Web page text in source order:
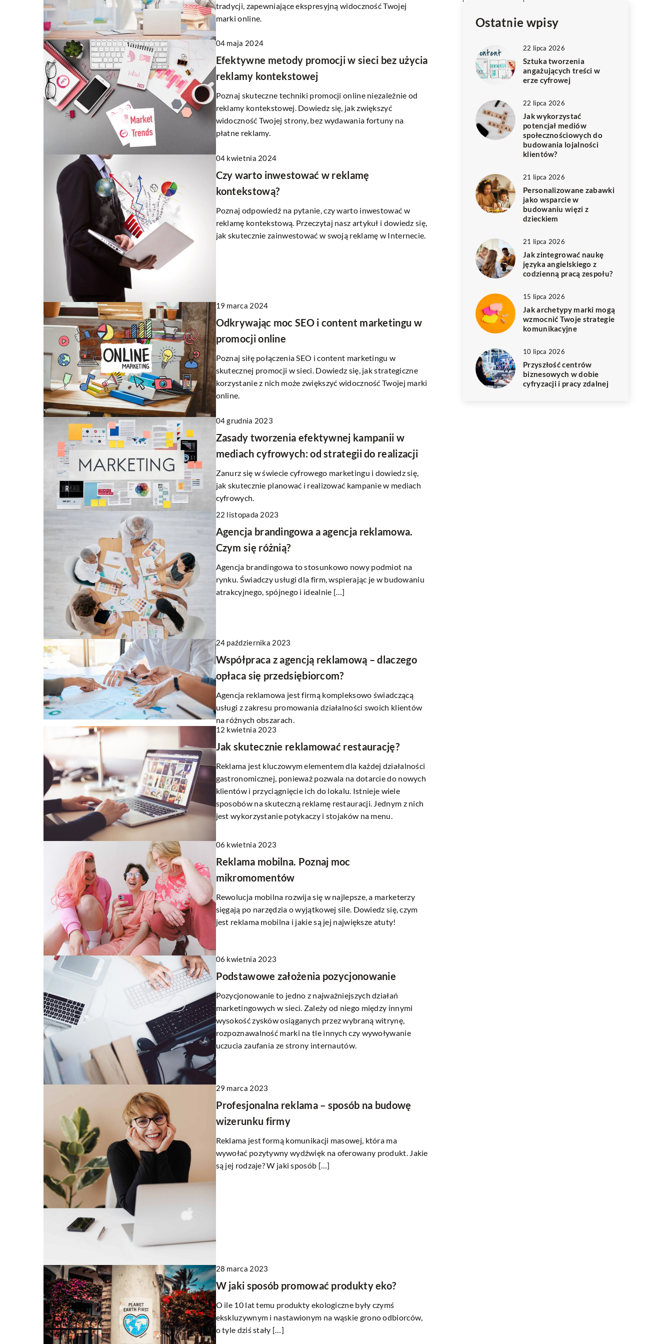
tradycji, zapewniające ekspresyjną widoczność Twojej
marki online.
04 maja 2024
Efektywne metody promocji w sieci bez użycia
reklamy kontekstowej
Poznaj skuteczne techniki promocji online niezależnie od
reklamy kontekstowej. Dowiedz się, jak zwiększyć
widoczność Twojej strony, bez wydawania fortuny na
płatne reklamy.
04 kwietnia 2024
Czy warto inwestować w reklamę
kontekstową?
Poznaj odpowiedź na pytanie, czy warto inwestować w
reklamę kontekstową. Przeczytaj nasz artykuł i dowiedz się,
jak skutecznie zainwestować w swoją reklamę w Internecie.
19 marca 2024
Odkrywając moc SEO i content marketingu w
promocji online
Poznaj siłę połączenia SEO i content marketingu w
skutecznej promocji w sieci. Dowiedz się, jak strategiczne
korzystanie z nich może zwiększyć widoczność Twojej marki
online.
04 grudnia 2023
Zasady tworzenia efektywnej kampanii w
mediach cyfrowych: od strategii do realizacji
Zanurz się w świecie cyfrowego marketingu i dowiedz się,
jak skutecznie planować i realizować kampanie w mediach
cyfrowych.
22 listopada 2023
Agencja brandingowa a agencja reklamowa.
Czym się różnią?
Agencja brandingowa to stosunkowo nowy podmiot na
rynku. Świadczy usługi dla firm, wspierając je w budowaniu
atrakcyjnego, spójnego i idealnie […]
24 października 2023
Współpraca z agencją reklamową – dlaczego
opłaca się przedsiębiorcom?
Agencja reklamowa jest firmą kompleksowo świadczącą
usługi z zakresu promowania działalności swoich klientów
na różnych obszarach.
12 kwietnia 2023
Jak skutecznie reklamować restaurację?
Reklama jest kluczowym elementem dla każdej działalności
gastronomicznej, ponieważ pozwala na dotarcie do nowych
klientów i przyciągnięcie ich do lokalu. Istnieje wiele
sposobów na skuteczną reklamę restauracji. Jednym z nich
jest wykorzystanie potykaczy i stojaków na menu.
06 kwietnia 2023
Reklama mobilna. Poznaj moc
mikromomentów
Rewolucja mobilna rozwija się w najlepsze, a marketerzy
sięgają po narzędzia o wyjątkowej sile. Dowiedz się, czym
jest reklama mobilna i jakie są jej największe atuty!
06 kwietnia 2023
Podstawowe założenia pozycjonowanie
Pozycjonowanie to jedno z najważniejszych działań
marketingowych w sieci. Zależy od niego między innymi
wysokość zysków osiąganych przez wybraną witrynę,
rozpoznawalność marki na tle innych czy wywoływanie
uczucia zaufania ze strony internautów.
29 marca 2023
Profesjonalna reklama – sposób na budowę
wizerunku firmy
Reklama jest formą komunikacji masowej, która ma
wywołać pozytywny wydźwięk na oferowany produkt. Jakie
są jej rodzaje? W jaki sposób […]
28 marca 2023
W jaki sposób promować produkty eko?
O ile 10 lat temu produkty ekologiczne były czymś
ekskluzywnym i nastawionym na wąskie grono odbiorców,
o tyle dziś stały […]
Ostatnie wpisy
22 lipca 2026
Sztuka tworzenia
angażujących treści w
erze cyfrowej
22 lipca 2026
Jak wykorzystać
potencjał mediów
społecznościowych do
budowania lojalności
klientów?
21 lipca 2026
Personalizowane zabawki
jako wsparcie w
budowaniu więzi z
dzieckiem
21 lipca 2026
Jak zintegrować naukę
języka angielskiego z
codzienną pracą zespołu?
15 lipca 2026
Jak archetypy marki mogą
wzmocnić Twoje strategie
komunikacyjne
10 lipca 2026
Przyszłość centrów
biznesowych w dobie
cyfryzacji i pracy zdalnej